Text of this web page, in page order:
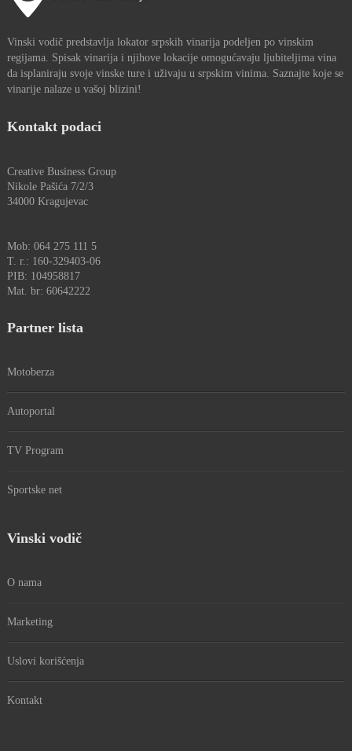
Vinski vodič predstavlja lokator srpskih vinarija podeljen po vinskim
regijama. Spisak vinarija i njihove lokacije omogućavaju ljubiteljima vina
da isplaniraju svoje vinske ture i uživaju u srpskim vinima. Saznajte koje se
vinarije nalaze u vašoj blizini!
Kontakt podaci
Creative Business Group
Nikole Pašića 7/2/3
34000 Kragujevac
Mob: 064 275 111 5
T. r.: 160-329403-06
PIB: 104958817
Mat. br: 60642222
Partner lista
Motoberza
Autoportal
TV Program
Sportske net
Vinski vodič
O nama
Marketing
Uslovi korišćenja
Kontakt